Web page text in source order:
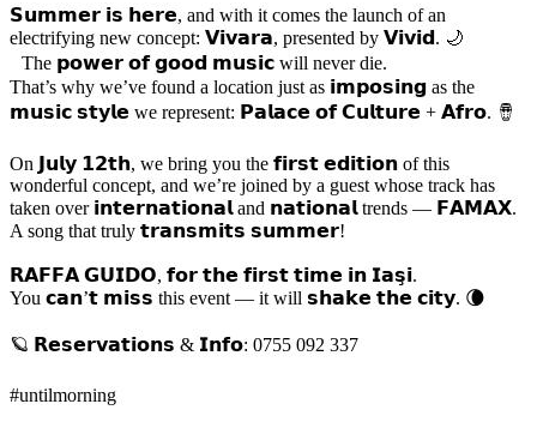
𝗦𝘂𝗺𝗺𝗲𝗿 𝗶𝘀 𝗵𝗲𝗿𝗲, and with it comes the launch of an
electrifying new concept: 𝗩𝗶𝘃𝗮𝗿𝗮, presented by 𝗩𝗶𝘃𝗶𝗱. 🌙
The 𝗽𝗼𝘄𝗲𝗿 𝗼𝗳 𝗴𝗼𝗼𝗱 𝗺𝘂𝘀𝗶𝗰 will never die.
That’s why we’ve found a location just as 𝗶𝗺𝗽𝗼𝘀𝗶𝗻𝗴 as the
𝗺𝘂𝘀𝗶𝗰 𝘀𝘁𝘆𝗹𝗲 we represent: 𝗣𝗮𝗹𝗮𝗰𝗲 𝗼𝗳 𝗖𝘂𝗹𝘁𝘂𝗿𝗲 + 𝗔𝗳𝗿𝗼. 🪘
On 𝗝𝘂𝗹𝘆 𝟭𝟮𝘁𝗵, we bring you the 𝗳𝗶𝗿𝘀𝘁 𝗲𝗱𝗶𝘁𝗶𝗼𝗻 of this
wonderful concept, and we’re joined by a guest whose track has
taken over 𝗶𝗻𝘁𝗲𝗿𝗻𝗮𝘁𝗶𝗼𝗻𝗮𝗹 and 𝗻𝗮𝘁𝗶𝗼𝗻𝗮𝗹 trends — 𝗙𝗔𝗠𝗔𝗫.
A song that truly 𝘁𝗿𝗮𝗻𝘀𝗺𝗶𝘁𝘀 𝘀𝘂𝗺𝗺𝗲𝗿!
𝗥𝗔𝗙𝗙𝗔 𝗚𝗨𝗜𝗗𝗢, 𝗳𝗼𝗿 𝘁𝗵𝗲 𝗳𝗶𝗿𝘀𝘁 𝘁𝗶𝗺𝗲 𝗶𝗻 𝗜𝗮𝘀̧𝗶.
You 𝗰𝗮𝗻’𝘁 𝗺𝗶𝘀𝘀 this event — it will 𝘀𝗵𝗮𝗸𝗲 𝘁𝗵𝗲 𝗰𝗶𝘁𝘆. 🌘
🪐 𝗥𝗲𝘀𝗲𝗿𝘃𝗮𝘁𝗶𝗼𝗻𝘀 & 𝗜𝗻𝗳𝗼: 0755 092 337
#untilmorning